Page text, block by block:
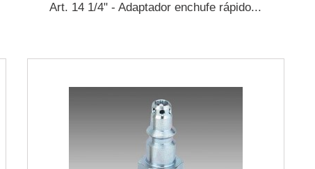
Art. 14 1/4" - Adaptador enchufe rápido...